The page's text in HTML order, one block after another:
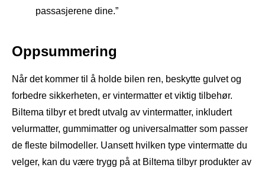
passasjerene dine.”
Oppsummering
Når det kommer til å holde bilen ren, beskytte gulvet og
forbedre sikkerheten, er vintermatter et viktig tilbehør.
Biltema tilbyr et bredt utvalg av vintermatter, inkludert
velurmatter, gummimatter og universalmatter som passer
de fleste bilmodeller. Uansett hvilken type vintermatte du
velger, kan du være trygg på at Biltema tilbyr produkter av